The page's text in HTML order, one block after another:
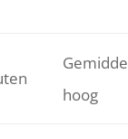
hoog